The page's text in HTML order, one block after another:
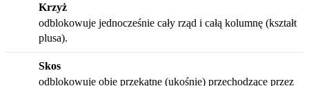
Krzyż
odblokowuje jednocześnie cały rząd i całą kolumnę (kształt
plusa).
Skos
odblokowuje obie przekątne (ukośnie) przechodzące przez